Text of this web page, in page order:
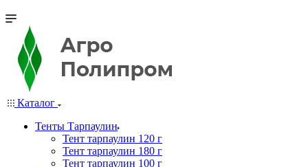
Каталог
Тенты Тарпаулин
Тент тарпаулин 120 г
Тент тарпаулин 180 г
Тент тарпаулин 100 г